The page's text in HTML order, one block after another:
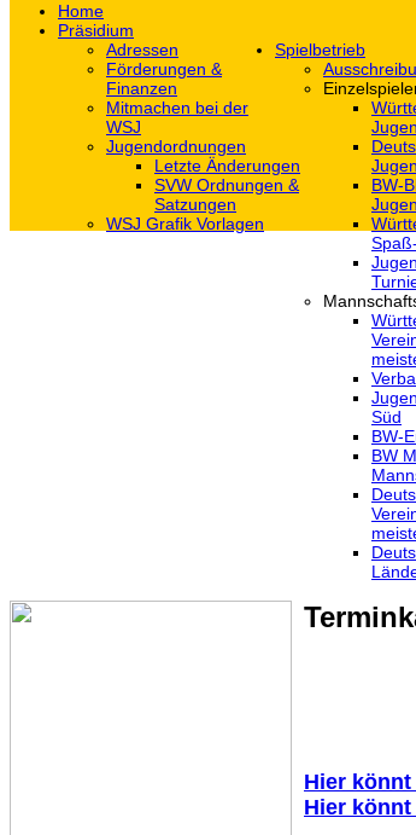
Home
Präsidium
Adressen
Förderungen &
Finanzen
Mitmachen bei der
WSJ
Jugendordnungen
Letzte Änderungen
SVW Ordnungen &
Satzungen
WSJ Grafik Vorlagen
Spielbetrieb
BW-
Süd
BW-
BW
Hier
Hier